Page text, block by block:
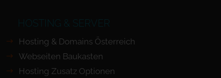
HOSTING & SERVER
Hosting & Domains Österreich
Webseiten Baukasten
Hosting Zusatz Optionen